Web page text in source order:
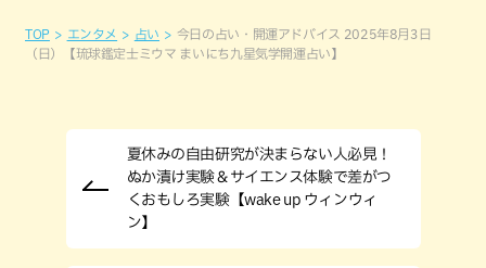
TOP エンタメ 占い
今日の占い・開運アドバイス 2025年8月3日
（日）【琉球鑑定士ミウマ まいにち九星気学開運占い】
夏休みの自由研究が決まらない人必見！
ぬか漬け実験＆サイエンス体験で差がつ
くおもしろ実験【wake up ウィンウィ
ン】